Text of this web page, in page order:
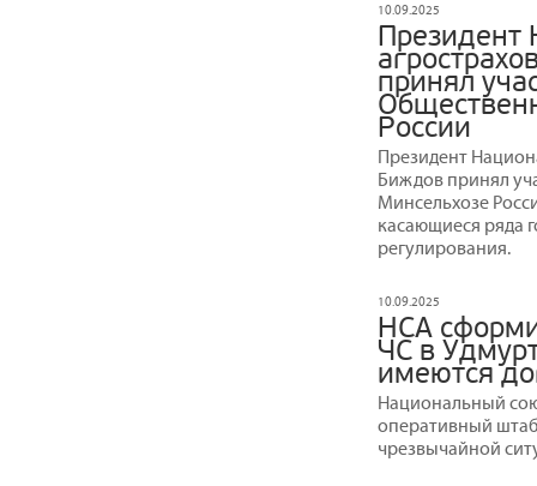
10.09.2025
Президент
принял
России
Президент
Биждов принял
Минсельхозе
касающиеся ряда
регулирования.
10.09.2025
НСА
ЧС в
имеются
Национальный
оперативный
чрезвычайной